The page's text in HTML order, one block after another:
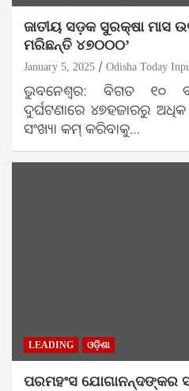
ଜାତୀୟ ସଡ଼କ ସୁରକ୍ଷା ମାସ
ମରିଛନ୍ତି ୪୭୦୦୦’
January 5, 2025 Odisha Today
ଭୁବନେଶ୍ବର: ବିଗତ ୧୦
ଦୁର୍ଘଟଣାରେ ୪୭ହଜାରରୁ
ସଂଖ୍ୟା କମ୍ କରିବାକୁ…
LEADING ଓଡ଼ିଶା
ପରମହଂସ ଯୋଗାନନ୍ଦଙ୍କର